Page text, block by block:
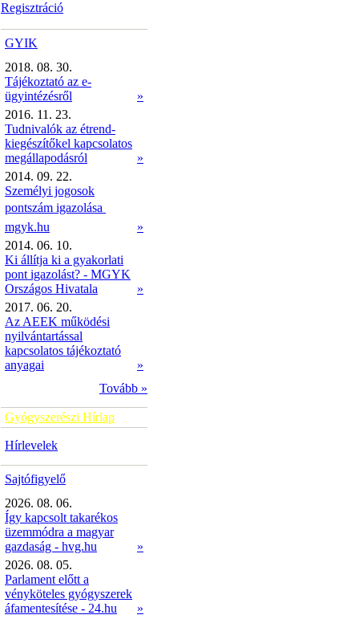
Regisztráció
GYIK
2018. 08. 30.
Tájékoztató az e-
ügyintézésről
»
2016. 11. 23.
Tudnivalók az étrend-
kiegészítőkel kapcsolatos
megállapodásról
»
2014. 09. 22.
Személyi jogosok
pontszám igazolása 
mgyk.hu
»
2014. 06. 10.
Ki állítja ki a gyakorlati
pont igazolást? - MGYK
Országos Hivatala
»
2017. 06. 20.
Az AEEK működési
nyilvántartással
kapcsolatos tájékoztató
anyagai
»
Tovább »
Gyógyszerészi Hírlap
Hírlevelek
Sajtófigyelő
2026. 08. 06.
Így kapcsolt takarékos
üzemmódra a magyar
gazdaság - hvg.hu
»
2026. 08. 05.
Parlament előtt a
vényköteles gyógyszerek
áfamentesítése - 24.hu
»